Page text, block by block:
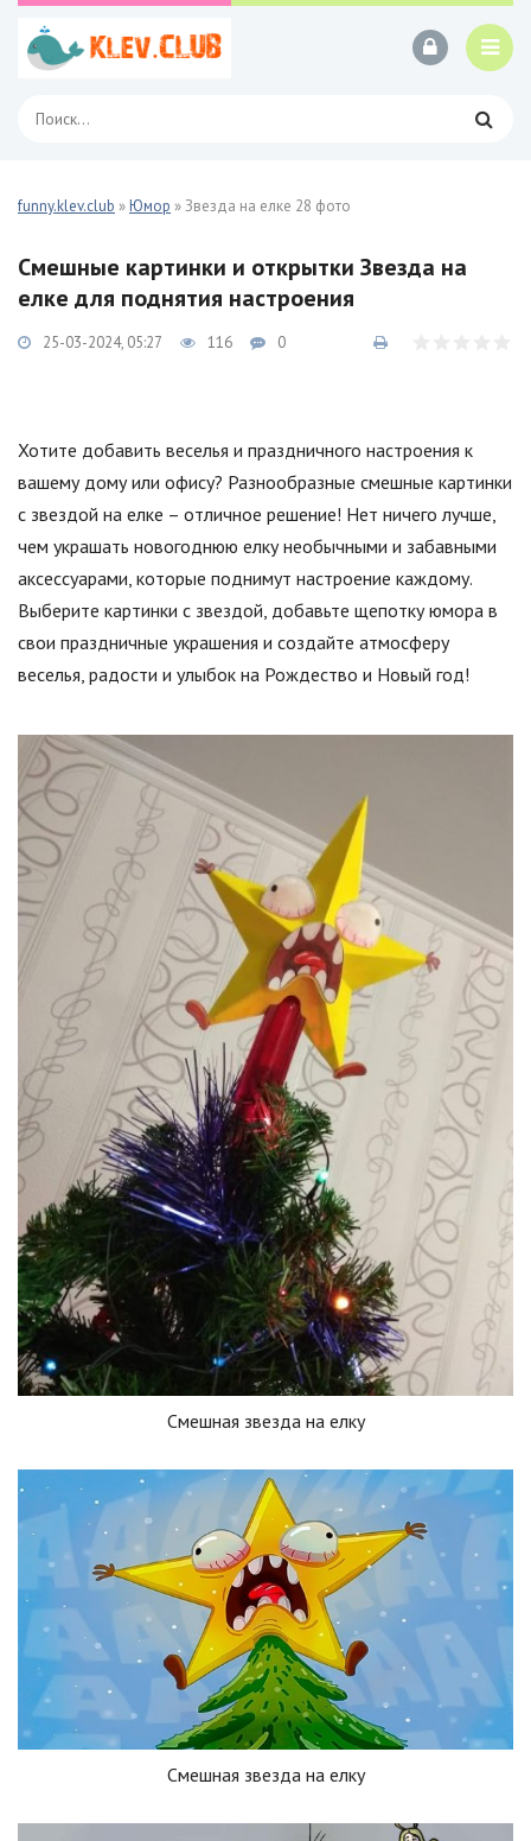
funny.klev.club »Юмор » Звезда на елке 28 фото
Смешные картинки и открытки Звезда на
елке для поднятия настроения
25-03-2024, 05:27 116 0
Хотите добавить веселья и праздничного настроения к
вашему дому или офису? Разнообразные смешные картинки
с звездой на елке – отличное решение! Нет ничего лучше,
чем украшать новогоднюю елку необычными и забавными
аксессуарами, которые поднимут настроение каждому.
Выберите картинки с звездой, добавьте щепотку юмора в
свои праздничные украшения и создайте атмосферу
веселья, радости и улыбок на Рождество и Новый год!
Смешная звезда на елку
Смешная звезда на елку